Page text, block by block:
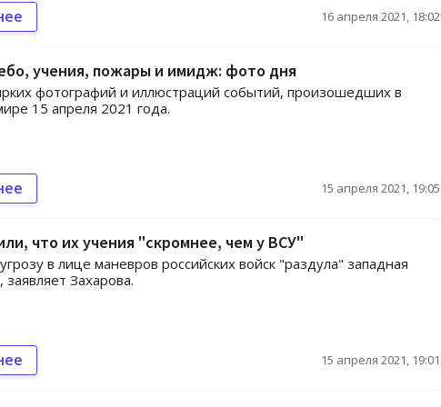
16 апреля 2021, 18:02
учения, пожары и имидж: фото дня
фотографий и иллюстраций событий, произошедших в
15 апреля 2021 года.
15 апреля 2021, 19:05
что их учения "скромнее, чем у ВСУ"
в лице маневров российских войск "раздула" западная
заявляет Захарова.
15 апреля 2021, 19:01